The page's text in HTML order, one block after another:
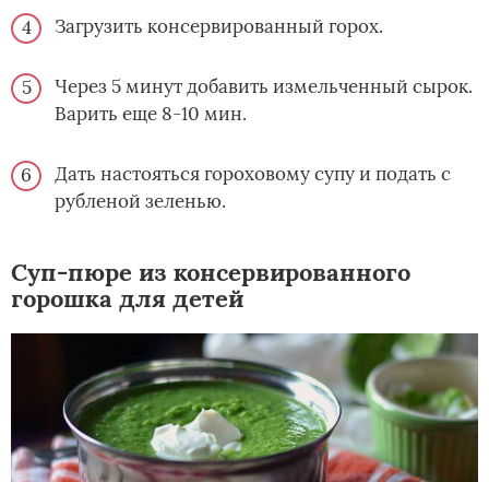
Загрузить консервированный горох.
Через 5 минут добавить измельченный сырок.
Варить еще 8-10 мин.
Дать настояться гороховому супу и подать с
рубленой зеленью.
Суп-пюре из консервированного
горошка для детей